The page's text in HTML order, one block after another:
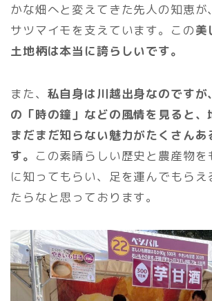
かな畑へと変えてきた先人の知恵が
サツマイモを支えています。この美
土地柄は本当に誇らしいです。
また、 私自身は川越出身なのですが
の「時の鐘」などの風情を見ると、
まだまだ知らない魅力がたくさんあ
す。 この素晴らしい歴史と農産物を
に知ってもらい、足を運んでもらえ
たらなと思っております。